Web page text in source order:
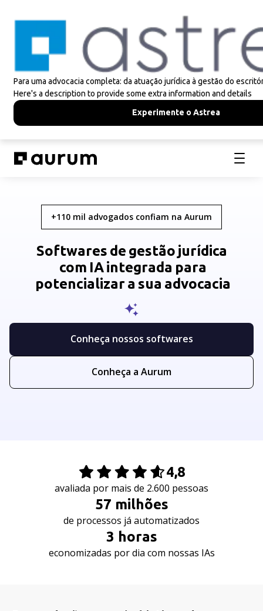
+110 mil advogados confiam na Aurum
Softwares de gestão jurídica
com IA integrada para
potencializar a sua advocacia
Conheça nossos softwares
Conheça a Aurum
4,8
avaliada por mais de 2.600 pessoas
57 milhões
de processos já automatizados
3 horas
economizadas por dia com nossas IAs